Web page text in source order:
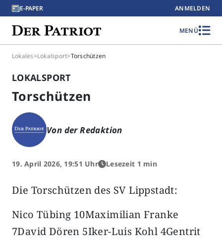
E-PAPER ANMELDEN
MENÜ
Lokales>Lokalsport>Torschützen
LOKALSPORT
Torschützen
Von der Redaktion
19. April 2026, 19:51 Uhr Lesezeit 1 min
Die Torschützen des SV Lippstadt:
Nico Tübing 10Maximilian Franke
7David Dören 5Iker-Luis Kohl 4Gentrit